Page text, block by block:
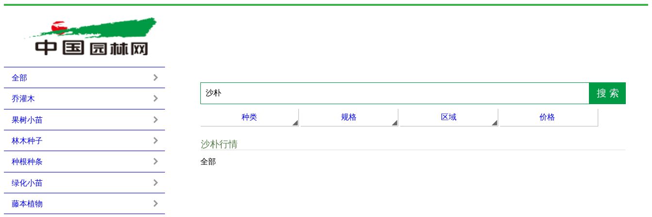
种类 规格 区域 价格
沙朴行情
全部
全部
乔灌木
果树小苗
林木种子
种根种条
绿化小苗
藤本植物